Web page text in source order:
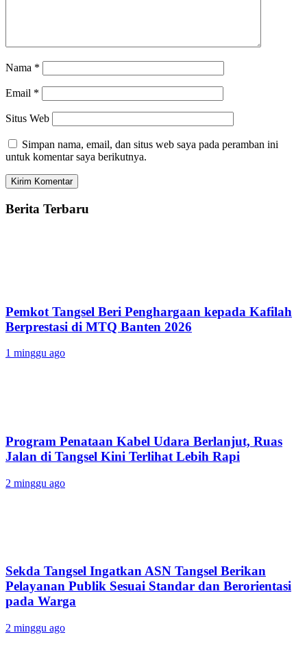
Nama *
Email *
Situs Web
Simpan nama, email, dan situs web saya pada peramban ini
untuk komentar saya berikutnya.
Berita Terbaru
Pemkot Tangsel Beri Penghargaan kepada Kafilah
Berprestasi di MTQ Banten 2026
1 minggu ago
Program Penataan Kabel Udara Berlanjut, Ruas
Jalan di Tangsel Kini Terlihat Lebih Rapi
2 minggu ago
Sekda Tangsel Ingatkan ASN Tangsel Berikan
Pelayanan Publik Sesuai Standar dan Berorientasi
pada Warga
2 minggu ago